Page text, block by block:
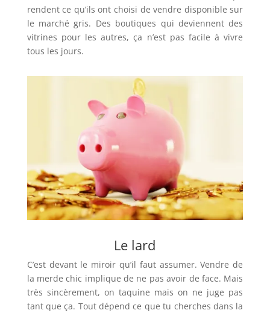
rendent ce qu’ils ont choisi de vendre disponible sur
le marché gris. Des boutiques qui deviennent des
vitrines pour les autres, ça n’est pas facile à vivre
tous les jours.
Le lard
C’est devant le miroir qu’il faut assumer. Vendre de
la merde chic implique de ne pas avoir de face. Mais
très sincèrement, on taquine mais on ne juge pas
tant que ça. Tout dépend ce que tu cherches dans la